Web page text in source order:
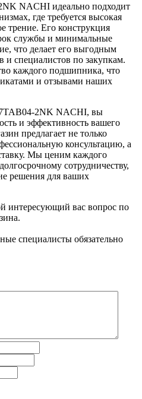
NACHI идеально подходит
где требуется высокая
трение. Его конструкция
службы и минимальные
что делает его выгодным
специалистов по закупкам.
каждого подшипника, что
и отзывами наших
2NK NACHI, вы
и эффективность вашего
предлагает не только
консультацию, а
Мы ценим каждого
сотрудничеству,
решения для ваших
интересующий вас вопрос по
специалисты обязательно